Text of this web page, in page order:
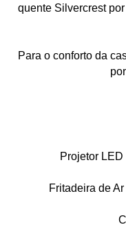
quente Silvercrest
Para o conforto da
Projetor
Fritadeira de